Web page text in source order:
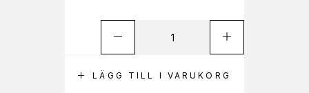
LÄGG TILL I VARUKORG